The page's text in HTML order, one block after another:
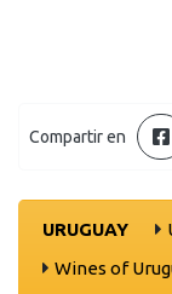
Compartir en
URUGUAY
Wines of